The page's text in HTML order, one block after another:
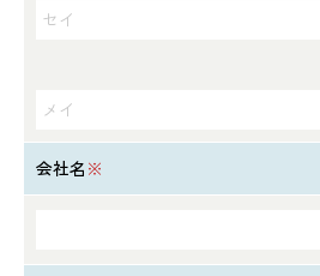
会社名 ※